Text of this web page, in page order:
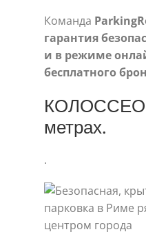
Команда
гарантия
и в режиме
бесплатного
КОЛОССЕО
метрах.
.